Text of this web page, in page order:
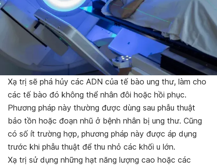
Xạ trị sẽ phá hủy các ADN của tế bào ung thư, làm cho
các tế bào đó không thể nhân đôi hoặc hồi phục.
Phương pháp này thường được dùng sau phẫu thuật
bảo tồn hoặc đoạn nhũ ở bệnh nhân bị ung thư. Cũng
có số ít trường hợp, phương pháp này được áp dụng
trước khi phẫu thuật để thu nhỏ các khối u lớn.
Xạ trị sử dụng những hạt năng lượng cao hoặc các